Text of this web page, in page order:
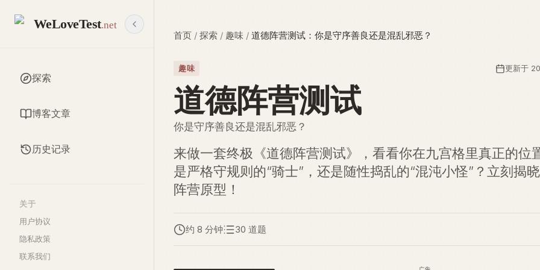
WeLoveTest.net
探索
博客文章
历史记录
关于
用户协议
隐私政策
联系我们
首页 / 探索 / 趣味 / 道德阵营测试：你是守序善良还是混乱邪恶？
趣味 更新于
道德阵营测试
你是守序善良还是混乱邪恶？
来做一套终极《道德阵营测试》，看看你在九宫格里真正的位
是严格守规则的“骑士”，还是随性捣乱的“混沌小怪”？立刻揭
阵营原型！
约 8 分钟 30 道题